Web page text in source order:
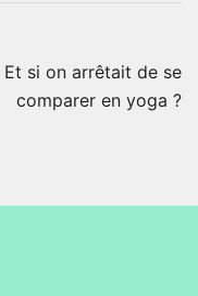
Et si on arrêtait de se
comparer en yoga ?